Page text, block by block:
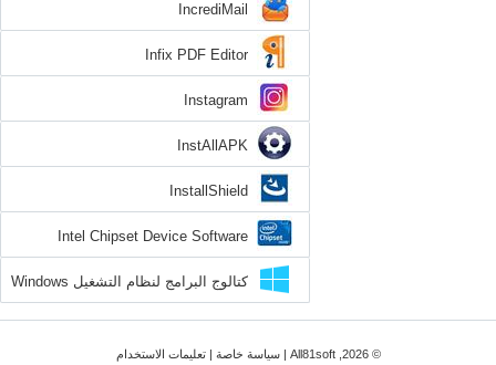
IncrediMail
Infix PDF Editor
Instagram
InstAllAPK
InstallShield
Intel Chipset Device Software
كتالوج البرامج لنظام التشغيل Windows
8.1
© 2026, All81soft | سياسة خاصة|تعليمات الاستخدام